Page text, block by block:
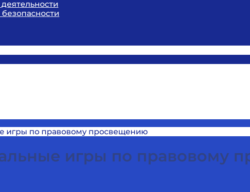
игры по правовому просвещению
игры по правовому